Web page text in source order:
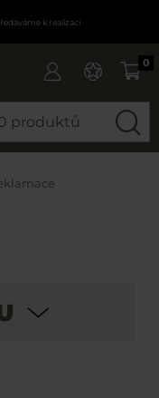
k realizaci
0